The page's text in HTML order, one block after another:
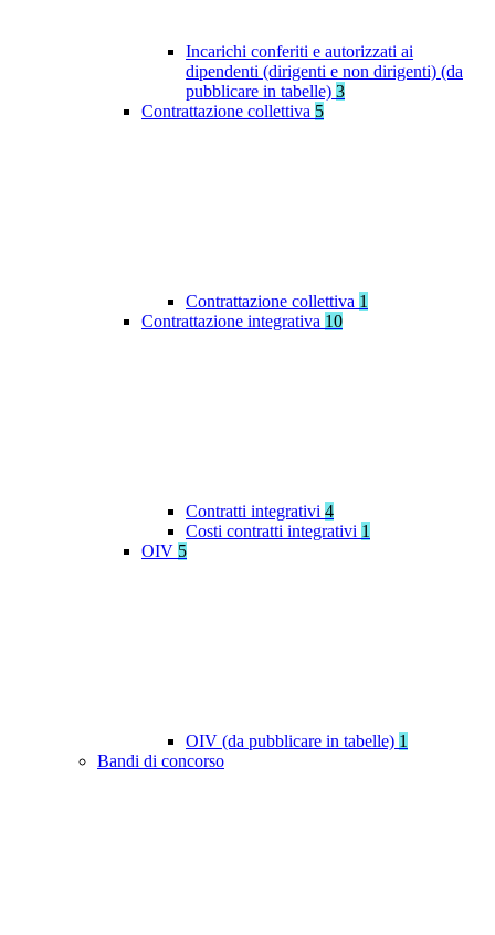
Incarichi conferiti e autorizzati ai
dipendenti (dirigenti e non dirigenti) (da
pubblicare in tabelle) 3
Contrattazione collettiva 5
Contrattazione collettiva 1
Contrattazione integrativa 10
Contratti integrativi 4
Costi contratti integrativi 1
OIV 5
OIV (da pubblicare in tabelle) 1
Bandi di concorso